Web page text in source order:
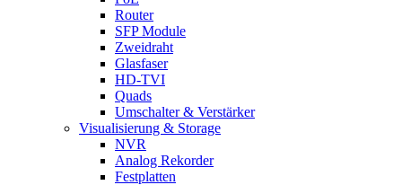
Router
SFP Module
Zweidraht
Glasfaser
HD-TVI
Quads
Umschalter & Verstärker
Visualisierung & Storage
NVR
Analog Rekorder
Festplatten